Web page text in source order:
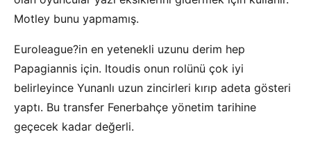
Motley bunu yapmamış.
Euroleague?in en yetenekli uzunu derim hep
Papagiannis için. Itoudis onun rolünü çok iyi
belirleyince Yunanlı uzun zincirleri kırıp adeta gösteri
yaptı. Bu transfer Fenerbahçe yönetim tarihine
geçecek kadar değerli.